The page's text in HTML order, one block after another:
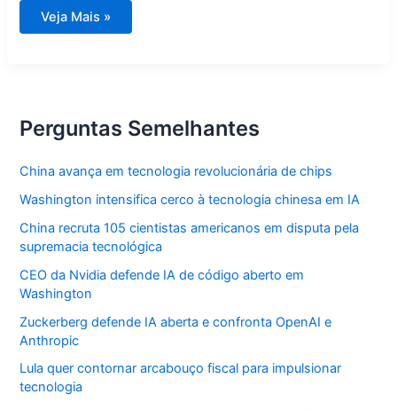
Principais
temas
2026
Veja Mais »
Perguntas Semelhantes
China avança em tecnologia revolucionária de chips
Washington intensifica cerco à tecnologia chinesa em IA
China recruta 105 cientistas americanos em disputa pela
supremacia tecnológica
CEO da Nvidia defende IA de código aberto em
Washington
Zuckerberg defende IA aberta e confronta OpenAI e
Anthropic
Lula quer contornar arcabouço fiscal para impulsionar
tecnologia